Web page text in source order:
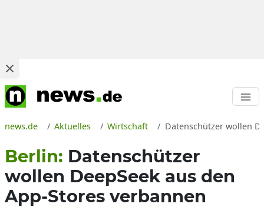
news.de Aktuelles Wirtschaft Datenschützer wollen
Berlin: Datenschützer
wollen DeepSeek aus den
App-Stores verbannen